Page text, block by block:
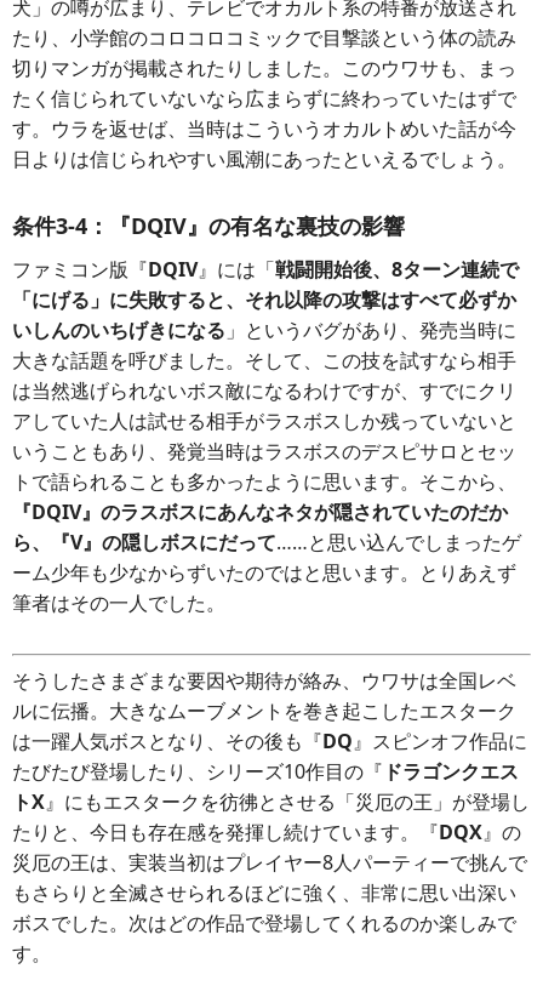
犬」の噂が広まり、テレビでオカルト系の特番が放送され
たり、小学館のコロコロコミックで目撃談という体の読み
切りマンガが掲載されたりしました。このウワサも、まっ
たく信じられていないなら広まらずに終わっていたはずで
す。ウラを返せば、当時はこういうオカルトめいた話が今
日よりは信じられやすい風潮にあったといえるでしょう。
条件3-4：『DQIV』の有名な裏技の影響
ファミコン版『DQIV』には「戦闘開始後、8ターン連続で
「にげる」に失敗すると、それ以降の攻撃はすべて必ずか
いしんのいちげきになる 」というバグがあり、発売当時に
大きな話題を呼びました。そして、この技を試すなら相手
は当然逃げられないボス敵になるわけですが、すでにクリ
アしていた人は試せる相手がラスボスしか残っていないと
いうこともあり、発覚当時はラスボスのデスピサロとセッ
トで語られることも多かったように思います。そこから、
『DQIV』のラスボスにあんなネタが隠されていたのだか
ら、『V』の隠しボスにだって……と思い込んでしまったゲ
ーム少年も少なからずいたのではと思います。とりあえず
筆者はその一人でした。
そうしたさまざまな要因や期待が絡み、ウワサは全国レベ
ルに伝播。大きなムーブメントを巻き起こしたエスターク
は一躍人気ボスとなり、その後も『DQ』スピンオフ作品に
たびたび登場したり、シリーズ10作目の『 ドラゴンクエス
トX』にもエスタークを彷彿とさせる「災厄の王」が登場し
たりと、今日も存在感を発揮し続けています。『DQX』の
災厄の王は、実装当初はプレイヤー8人パーティーで挑んで
もさらりと全滅させられるほどに強く、非常に思い出深い
ボスでした。次はどの作品で登場してくれるのか楽しみで
す。